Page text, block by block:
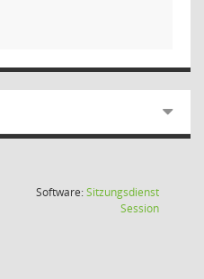
Software:Sitzungsdienst
Session(Wird in